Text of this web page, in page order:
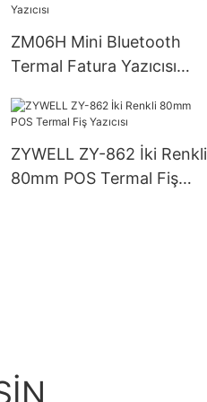
USB+RS232+LAN+BT
ZM06H Mini Bluetooth
Termal Fatura Yazıcısı
mm Fiş Yazıcısı
ZYWELL ZY-862 İki Renkli
80mm POS Termal Fiş